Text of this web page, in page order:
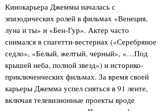
Кинокарьера Джеммы началась с
эпизодических ролей в фильмах «Венеция,
луна и ты» и «Бен-Гур». Актер часто
снимался в спагетти-вестернах («Серебряное
седло», «Белый, желтый, черный», «…Под
крышей неба, полной звезд») и историко-
приключенческих фильмах. За время своей
карьеры Джемма успел сняться в 91 ленте,
включая телевизионные проекты вроде